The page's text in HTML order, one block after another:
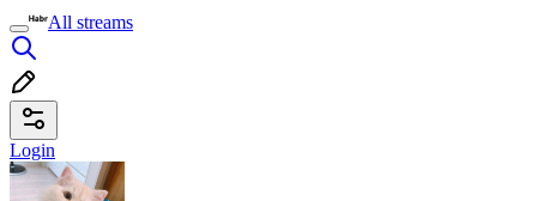
All streams
Login